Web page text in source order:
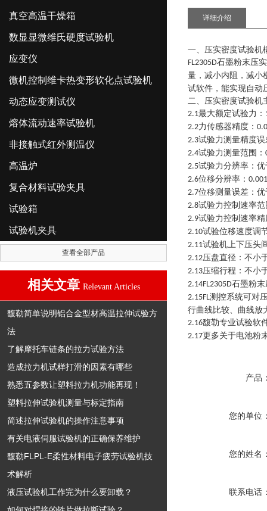
真空高温干燥箱
数显显微维氏硬度试验机
应变仪
微机控制维卡热变形软化点试验机
动态应变测试仪
熔体流动速率试验机
非接触式红外测温仪
高温炉
复合材料试验夹具
试验箱
试验机夹具
查看全部产品
相关文章 Relevant Articles
馥勒简单说明铝合金型材高温拉伸试验方
法
了解摩托车链条的拉力试验方法
造成拉力机试样打滑的因素有哪些
熟悉五参数让塑料拉力机功能再现！
塑料拉伸试验机测量与标定指南
简述拉伸试验机的操作注意事项
有关电液伺服试验机的正确保养维护
馥勒FLPL-E柔性材料电子疲劳试验机技
术解析
液压试验机工作完为什么要卸载？
详细介绍
一、压实密度试验机
FL2305D石墨粉末压
量，减小内阻，减小
试软件，能实现自动
二、压实密度试验机
2.1最大额定试验力：
2.2力传感器精度：
2.3试验力测量精度
2.4试验力测量范围：
2.5试验力分辨率：优
2.6位移分辨率：
2.7位移测量误差：
2.8试验力控制速率范
2.9试验力控制速率
2.10试验位移速度调
2.11试验机上下压头
2.12压盘直径：不小
2.13压缩行程：不小
2.14FL2305D石墨粉
2.15FL测控系统可对
行曲线比较、曲线放
2.16馥勒专业试验软
2.17更多关于电池粉
产品
您的单位
您的姓名
联系电话